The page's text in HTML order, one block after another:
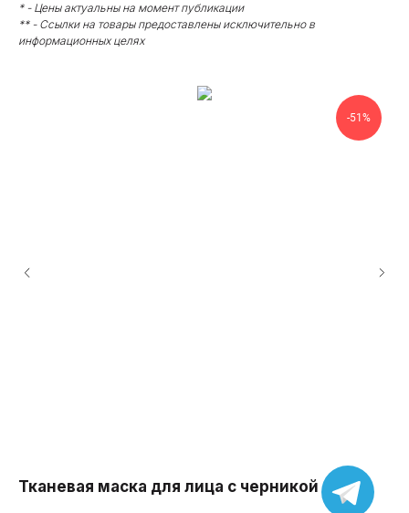
* - Цены актуальны на момент публикации
** - Ссылки на товары предоставлены исключительно в
информационных целях
-51%
Тканевая маска для лица с черникой